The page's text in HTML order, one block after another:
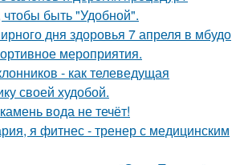
быть "Удобной".
дня здоровья 7 апреля в мбудо
мероприятия.
- как телеведущая
своей худобой.
вода не течёт!
я фитнес - тренер с медицинским